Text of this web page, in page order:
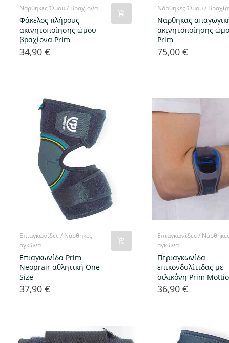
Νάρθηκες Ώμου / Βραχίονα
Φάκελος πλήρους
ακινητοποίησης ώμου -
βραχίονα Prim
Τιμή
34,90 €
Νάρθηκες Ώμου /
Νάρθηκας
ακινητοποίησης
Prim
Τιμή
75,00 €
Επιαγκωνίδες / Νάρθηκες
αγκώνα
Επιαγκωνίδα Prim
Neoprair αθλητική One
Size
Τιμή
37,90 €
Επιαγκωνίδες / Νάρθηκες
αγκώνα
Περιαγκωνίδα
επικονδυλίτιδας με
σιλικόνη Prim Μοttio
Τιμή
36,90 €